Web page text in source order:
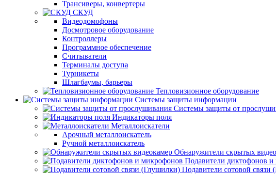
Трансиверы, конвертеры
СКУД
Видеодомофоны
Досмотровое оборудование
Контроллеры
Программное обеспечение
Считыватели
Терминалы доступа
Турникеты
Шлагбаумы, барьеры
Тепловизионное оборудование
Системы защиты информации
Системы защиты от
Индикаторы поля
Металлоискатели
Арочный металлоискатель
Ручной металлоискатель
Обнаружители скрытых
Подавители диктофонов
Подавители сотовой связи